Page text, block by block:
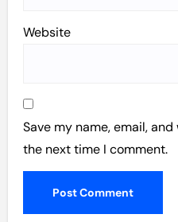
Website
Save my name, email,
the next time I comment.